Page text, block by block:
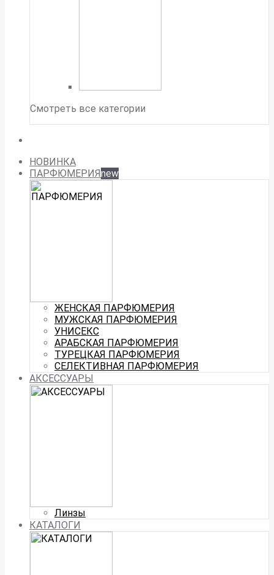
Смотреть все категории
НОВИНКА
ПАРФЮМЕРИЯnew
ЖЕНСКАЯ ПАРФЮМЕРИЯ
МУЖСКАЯ ПАРФЮМЕРИЯ
УНИСЕКС
АРАБСКАЯ ПАРФЮМЕРИЯ
ТУРЕЦКАЯ ПАРФЮМЕРИЯ
СЕЛЕКТИВНАЯ ПАРФЮМЕРИЯ
АКСЕССУАРЫ
Линзы
КАТАЛОГИ